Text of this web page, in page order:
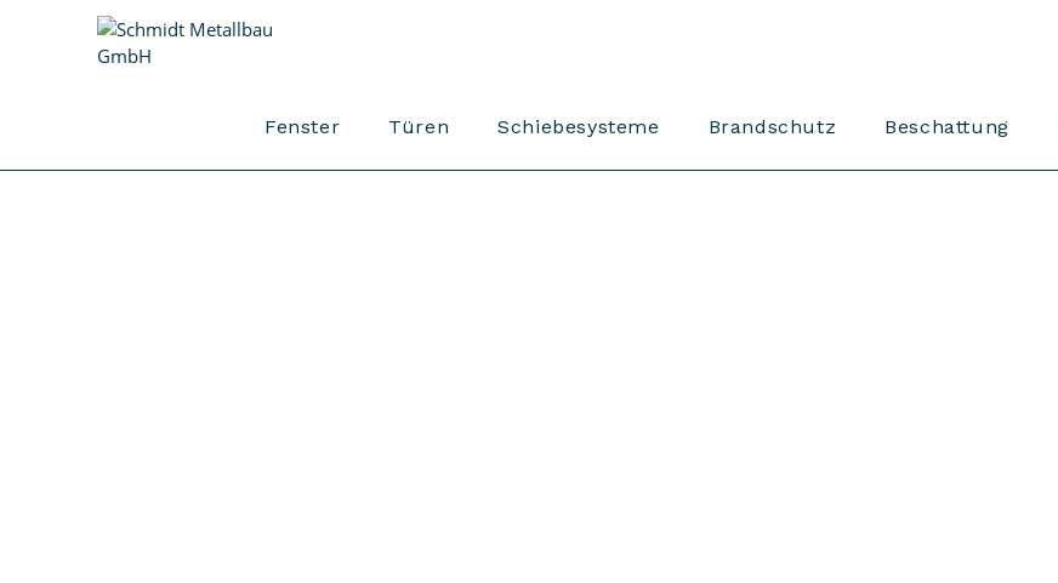
Fenster Türen Schiebesysteme Brandschutz Beschattung